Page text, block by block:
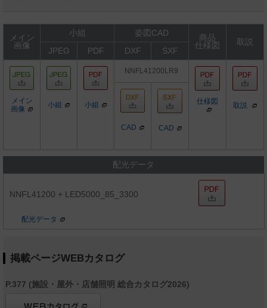
メイン
画像
小組 姿図CAD
商品
仕様図
取説
JPEG
PDF DXF SXF
メイン
画像
小組 小組
NNFL41200LR9
仕様図 取説
CAD CAD
配光データ
NNFL41200 + LED5000_85_3300
配光データ
掲載ページWEBカタログ
P.377 (施設・屋外・店舗照明 総合カタログ2026)